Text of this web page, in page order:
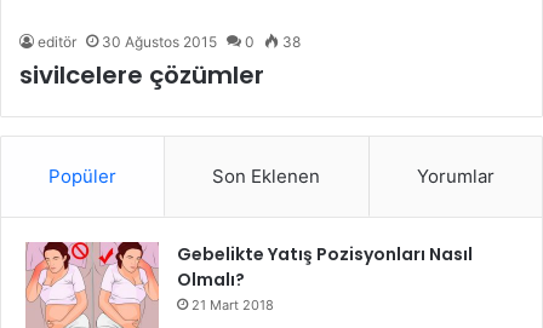
editör 30 Ağustos 2015 0 38
sivilcelere çözümler
Popüler Son Eklenen Yorumlar
Gebelikte Yatış Pozisyonları Nasıl
Olmalı?
21 Mart 2018